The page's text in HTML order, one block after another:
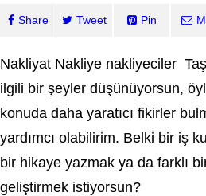
Share Tweet Pin
Nakliyat Nakliye nakliyeciler
ilgili bir şeyler düşünüyorsun,
konuda daha yaratıcı fikirler
yardımcı olabilirim. Belki bir iş
bir hikaye yazmak ya da farklı bir
geliştirmek istiyorsun?